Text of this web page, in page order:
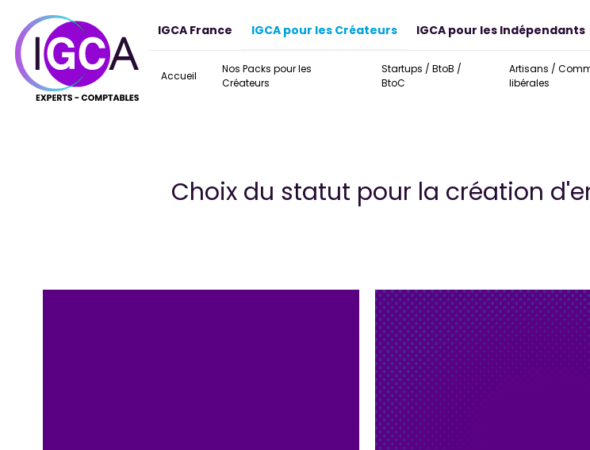
IGCA France IGCA pour les Créateurs
Accueil
Nos Packs pour les
Créateurs
Startups / BtoB /
BtoC
Artisans /
libérales
IGCA pour les Indépendants
Choix du statut pour la création